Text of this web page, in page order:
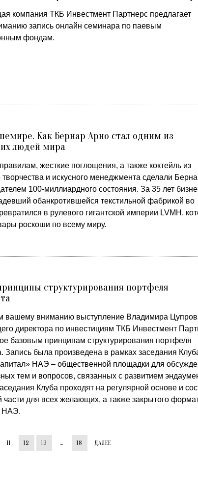
компания ТКБ Инвестмент Партнерс предлагает
запись онлайн семинара по паевым
фондам.
Как Бернар Арно стал одним из
людей мира
жесткие поглощения, а также коктейль из
творчества и искусного менеджмента сделали
100-миллиардного состояния. За 35 лет
обанкротившейся текстильной фабрикой во
в рулевого гигантской империи LVMH,
роскоши по всему миру.
структурирования портфеля
вашему вниманию выступление Владимира
директора по инвестициям ТКБ Инвестмент
базовым принципам структурирования портфеля
Запись была произведена в рамках заседания
НАЭ – общественной площадки для
тем и вопросов, связанных с развитием
Клуба проходят на регулярной основе и
части для всех желающих, а также закрытого
НАЭ.
11 12 13 … 18 ДАЛЕЕ